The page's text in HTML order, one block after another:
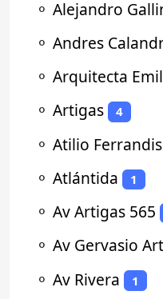
⚬ Alejandro
⚬ Andres
⚬ Arquitecta
⚬ Artigas 4
⚬ Atilio Ferrandis
⚬ Atlántida 1
⚬ Av Artigas 565
⚬ Av Gervasio
⚬ Av Rivera 1